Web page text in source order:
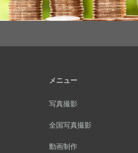
メニュー
写真撮影
全国写真撮影
動画制作